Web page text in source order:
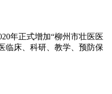
年正式增加“柳州市壮医医
临床、科研、教学、预防保